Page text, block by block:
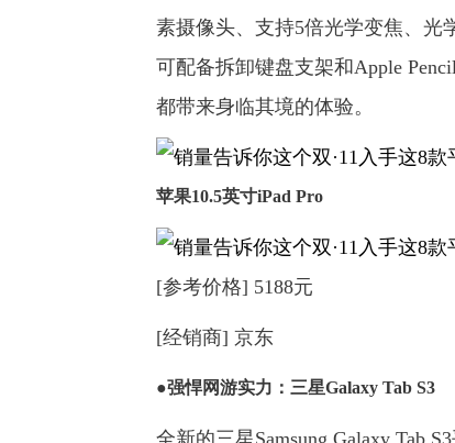
素摄像头、支持5倍光学变焦、光
可配备拆卸键盘支架和Apple
都带来身临其境的体验。
苹果10.5英寸iPad Pro
[参考价格] 5188元
[经销商] 京东
●强悍网游实力：三星Galaxy Tab S3
全新的三星Samsung Galaxy Tab